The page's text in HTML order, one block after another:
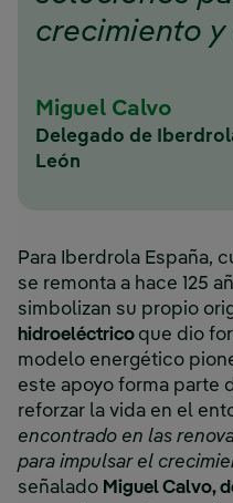
crecimiento y
Miguel Calvo
Delegado de
León
Para Iberdrola España,
se remonta a hace 125
simbolizan su propio
hidroeléctrico que dio
modelo energético
este apoyo forma parte
reforzar la vida en el
encontrado en las
para impulsar el
señalado Miguel Calvo,